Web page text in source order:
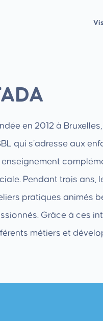
en 2012 à
qui s’adresse aux
enseignement
Pendant trois ans,
pratiques animés
Grâce à ces
métiers et